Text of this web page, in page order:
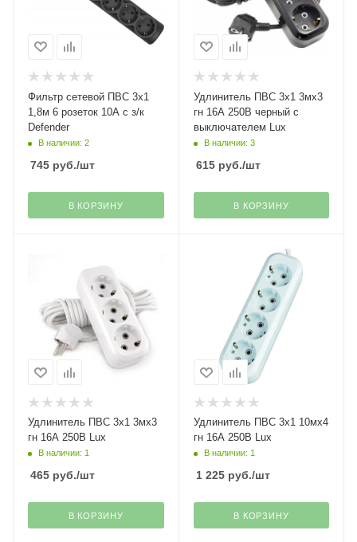
Фильтр сетевой ПВС 3х1
1,8м 6 розеток 10А с з/к
Defender
В наличии: 2
745 руб./шт
В КОРЗИНУ
Удлинитель ПВС 3х1 3мх3
гн 16А 250В черный с
выключателем Lux
В наличии: 3
615руб./шт
В КОРЗИНУ
Удлинитель ПВС 3х1 3мх3
гн 16А 250В Lux
В наличии: 1
465 руб./шт
В КОРЗИНУ
Удлинитель ПВС 3х1 10мх4
гн 16А 250В Lux
В наличии: 1
1 225руб./шт
В КОРЗИНУ